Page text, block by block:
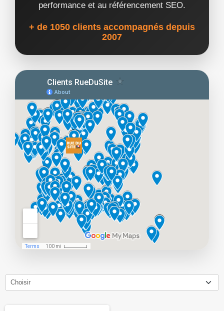
performance et au référencement SEO.
+ de 1050 clients accompagnés depuis
2007
Choisir